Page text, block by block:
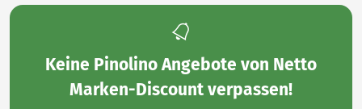
Keine Pinolino Angebote von Netto
Marken-Discountverpassen!